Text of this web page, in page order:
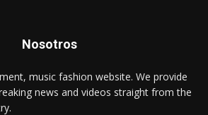
Nosotros
music fashion website. We provide
news and videos straight from the